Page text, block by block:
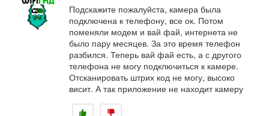
Подскажите пожалуйста, камера была
подключена к телефону, все ок. Потом
поменяли модем и вай фай, интернета не
было пару месяцев. За это время телефон
разбился. Теперь вай фай есть, а с другого
телефона не могу подключиться к камере.
Отсканировать штрих код не могу, высоко
висит. А так приложение не находит камеру